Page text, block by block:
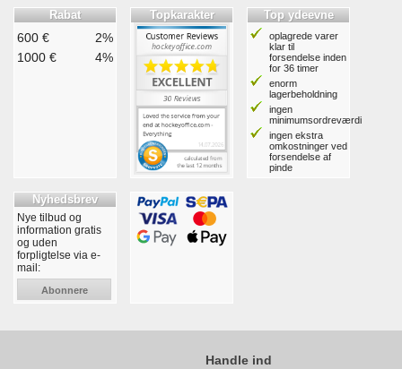
Rabat
600 €
2%
1000 €
4%
Topkarakter Top ydeevne
oplagrede varer
klar til
forsendelse inden
for 36 timer
enorm
lagerbeholdning
ingen
minimumsordreværdi
ingen ekstra
omkostninger ved
forsendelse af
pinde
Nyhedsbrev
Nye tilbud og
information gratis
og uden
forpligtelse via e-
mail:
Abonnere
Handle ind